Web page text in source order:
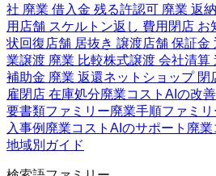
社 廃業 借入金 残る許認可 廃業 返納
用 店舗 スケルトン返し 費用 閉店 お
状回復店舗 居抜き 譲渡店舗 保証金
業譲渡 廃業 比較株式譲渡 会社清算
補助金 廃業 返還ネットショップ 閉
雇閉店 在庫処分廃業コストAIの改
要書類ファミリー廃業手順ファミリ
入事例 廃業コストAIのサポート 廃業
地域別ガイド